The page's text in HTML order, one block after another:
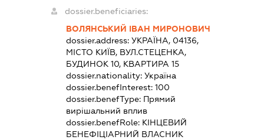
dossier.beneficiaries:
ВОЛЯНСЬКИЙ ІВАН МИРОНОВИЧ
dossier.address:УКРАЇНА, 04136,
МІСТО КИЇВ, ВУЛ.СТЕЦЕНКА,
БУДИНОК 10, КВАРТИРА 15
dossier.nationality:Україна
dossier.benefInterest:100
dossier.benefType: Прямий
вирішальний вплив
dossier.benefRole: КІНЦЕВИЙ
БЕНЕФІЦІАРНИЙ ВЛАСНИК